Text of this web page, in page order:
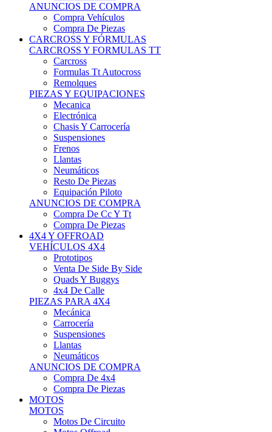
ANUNCIOS DE COMPRA
Compra Vehículos
Compra De Piezas
CARCROSS Y FÓRMULAS
CARCROSS Y FORMULAS TT
Carcross
Formulas Tt Autocross
Remolques
PIEZAS Y EQUIPACIONES
Mecanica
Electrónica
Chasis Y Carrocería
Suspensiones
Frenos
Llantas
Neumáticos
Resto De Piezas
Equipación Piloto
ANUNCIOS DE COMPRA
Compra De Cc Y Tt
Compra De Piezas
4X4 Y OFFROAD
VEHÍCULOS 4X4
Prototipos
Venta De Side By Side
Quads Y Buggys
4x4 De Calle
PIEZAS PARA 4X4
Mecánica
Carrocería
Suspensiones
Llantas
Neumáticos
ANUNCIOS DE COMPRA
Compra De 4x4
Compra De Piezas
MOTOS
MOTOS
Motos De Circuito